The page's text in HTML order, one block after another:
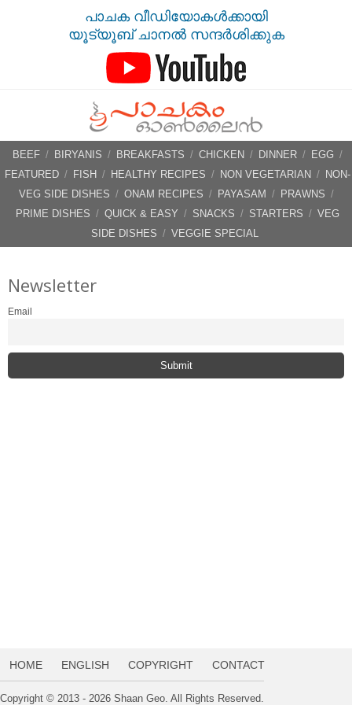
പാചക വീഡിയോകൾക്കായി
യൂട്യൂബ് ചാനൽ സന്ദർശിക്കുക
BEEF / BIRYANIS / BREAKFASTS / CHICKEN / DINNER / EGG /
FEATURED / FISH / HEALTHY RECIPES / NON VEGETARIAN / NON-
VEG SIDE DISHES / ONAM RECIPES / PAYASAM / PRAWNS /
PRIME DISHES / QUICK & EASY / SNACKS / STARTERS / VEG
SIDE DISHES / VEGGIE SPECIAL
Newsletter
Email
HOME ENGLISH COPYRIGHT CONTACT
Copyright © 2013 - 2026 Shaan Geo. All Rights Reserved.